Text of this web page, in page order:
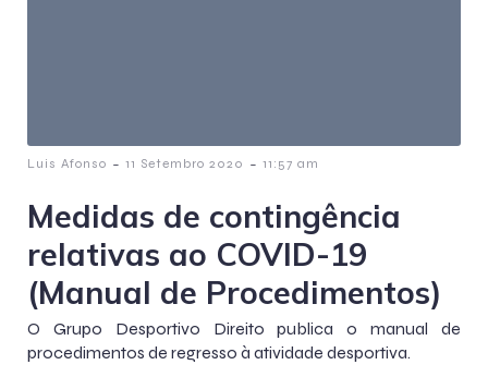
Luis Afonso - 11 Setembro 2020 - 11:57 am
Medidas de contingência
relativas ao COVID-19
(Manual de Procedimentos)
O Grupo Desportivo Direito publica o manual de
procedimentos de regresso à atividade desportiva.